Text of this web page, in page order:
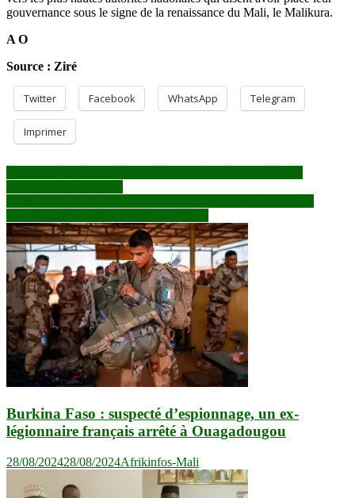
gouvernance sous le signe de la renaissance du Mali, le Malikura.
A O
Source : Ziré
Twitter Facebook WhatsApp Telegram
Imprimer
Navigation
de
l’article
Burkina Faso : suspecté d’espionnage, un ex-
légionnaire français arrêté à Ouagadougou
28/08/202428/08/2024Afrikinfos-Mali